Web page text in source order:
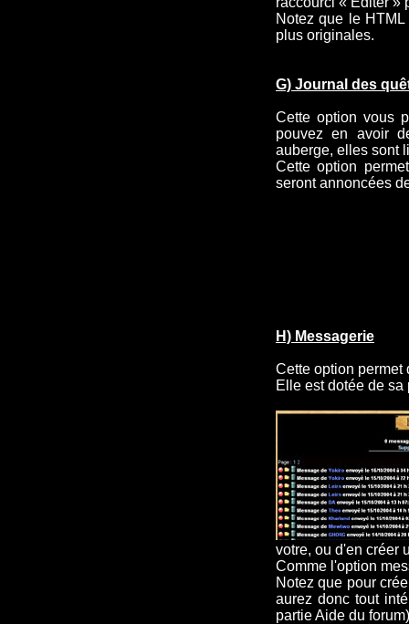
Notez que le
plus originales.
G) Journal des
Cette option vous
pouvez en avoir
auberge, elles sont
Cette option
seront annoncées
H) Messagerie
Cette option permet
Elle est dotée de
votre, ou d'en créer
Comme l'option
Notez que pour
aurez donc tout
partie Aide du